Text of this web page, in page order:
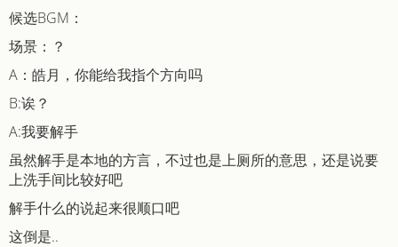
候选BGM：
场景：？
A：皓月，你能给我指个方向吗
B:诶？
A:我要解手
虽然解手是本地的方言，不过也是上厕所的意思，还是说要
上洗手间比较好吧
解手什么的说起来很顺口吧
这倒是..